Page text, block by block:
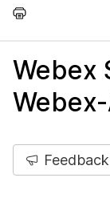
Webex